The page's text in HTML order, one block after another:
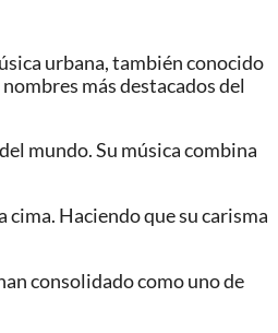
urbana, también conocido
más destacados del
mundo. Su música combina
cima. Haciendo que su carisma
consolidado como uno de